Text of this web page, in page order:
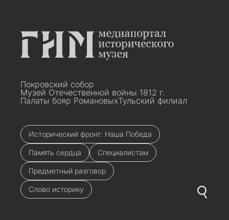
Покровский собор
Музей Отечественной войны 1812 г.
Палаты бояр РомановыхТульский филиал
Исторический фронт: Наша Победа
Память сердца Специалистам
Предметный разговор
Слово историку